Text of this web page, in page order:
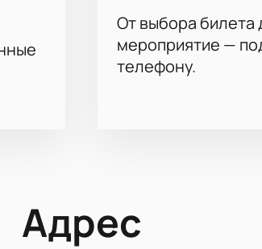
От выбора билета
мероприятие —
телефону.
Адрес